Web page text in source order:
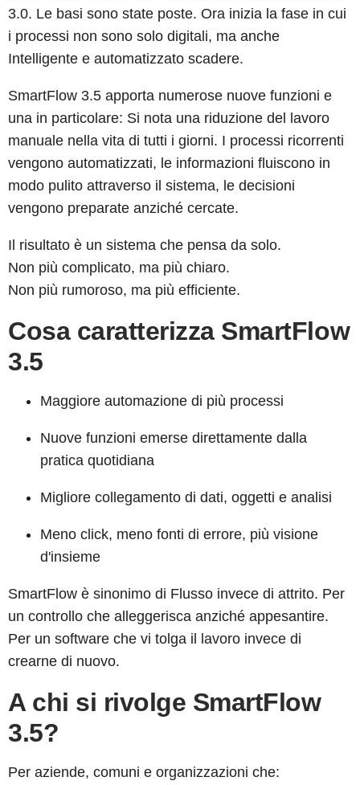
3.0. Le basi sono state poste. Ora inizia la fase in cui
i processi non sono solo digitali, ma anche
Intelligente e automatizzato scadere.
SmartFlow 3.5 apporta numerose nuove funzioni e
una in particolare: Si nota una riduzione del lavoro
manuale nella vita di tutti i giorni. I processi ricorrenti
vengono automatizzati, le informazioni fluiscono in
modo pulito attraverso il sistema, le decisioni
vengono preparate anziché cercate.
Il risultato è un sistema che pensa da solo.
Non più complicato, ma più chiaro.
Non più rumoroso, ma più efficiente.
Cosa caratterizza SmartFlow
3.5
Maggiore automazione di più processi
Nuove funzioni emerse direttamente dalla
pratica quotidiana
Migliore collegamento di dati, oggetti e analisi
Meno click, meno fonti di errore, più visione
d'insieme
SmartFlow è sinonimo di Flusso invece di attrito. Per
un controllo che alleggerisca anziché appesantire.
Per un software che vi tolga il lavoro invece di
crearne di nuovo.
A chi si rivolge SmartFlow
3.5?
Per aziende, comuni e organizzazioni che: